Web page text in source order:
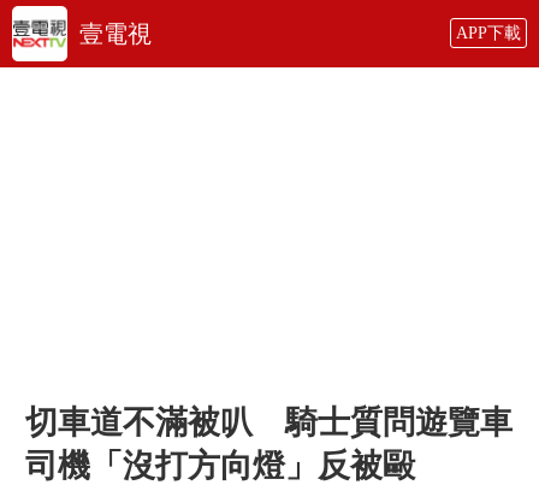
壹電視 APP下載
切車道不滿被叭 騎士質問遊覽車
司機「沒打方向燈」反被毆